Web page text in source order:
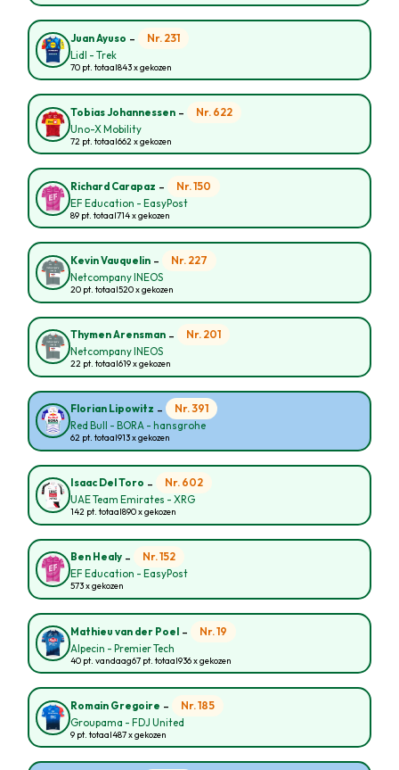
Juan Ayuso - Nr. 231
Lidl - Trek
70 pt. totaal843 x gekozen
Tobias Johannessen - Nr. 622
Uno-X Mobility
72 pt. totaal662 x gekozen
Richard Carapaz - Nr. 150
EF Education - EasyPost
89 pt. totaal714 x gekozen
Kevin Vauquelin - Nr. 227
Netcompany INEOS
20 pt. totaal520 x gekozen
Thymen Arensman - Nr. 201
Netcompany INEOS
22 pt. totaal619 x gekozen
Florian Lipowitz - Nr. 391
Red Bull - BORA - hansgrohe
62 pt. totaal913 x gekozen
Isaac Del Toro - Nr. 602
UAE Team Emirates - XRG
142 pt. totaal890 x gekozen
Ben Healy - Nr. 152
EF Education - EasyPost
573 x gekozen
Mathieu van der Poel - Nr. 19
Alpecin - Premier Tech
40 pt. vandaag67 pt. totaal936 x gekozen
Romain Gregoire - Nr. 185
Groupama - FDJ United
9 pt. totaal487 x gekozen